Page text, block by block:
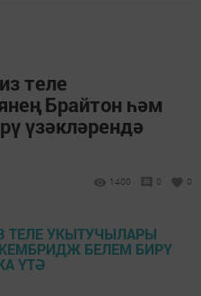
теле
Брайтон һәм
үзәкләрендә
1400 0 0